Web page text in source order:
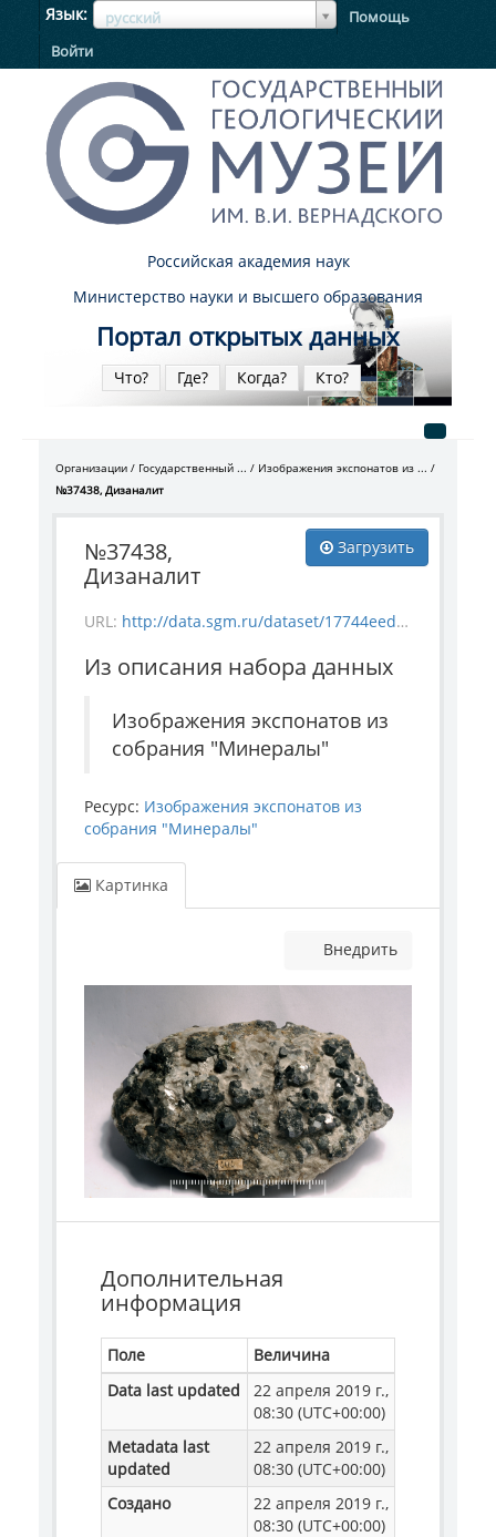
Язык русский
ЯзыкЯзык
Помощь
Войти
Российская академия наук
Министерство науки и высшего образования
Портал открытых данных
Что? Где? Когда? Кто?
Организации Государственный ...
Изображения экспонатов из ...
№37438, Дизаналит
Загрузить
№37438,
Дизаналит
URL: http://data.sgm.ru/dataset/17744eed-27fa-4a9a-bc72-4e657fa570af/resource/fc07dee4-a917-438b-8d6c-b98fc3688f16/download/mineral_37438.jpg
Из описания набора данных
Изображения экспонатов из
собрания "Минералы"
Ресурс: Изображения экспонатов из
собрания "Минералы"
Картинка
Внедрить
Дополнительная
информация
Поле
Величина
Data last updated
22 апреля 2019 г.,
08:30 (UTC+00:00)
Metadata last
updated
22 апреля 2019 г.,
08:30 (UTC+00:00)
Создано
22 апреля 2019 г.,
08:30 (UTC+00:00)